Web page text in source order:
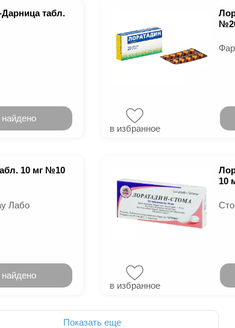
табл.
в избранное
10 мг №10
Лабо
10
в избранное
Показать еще